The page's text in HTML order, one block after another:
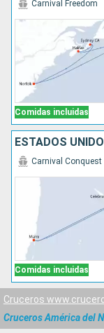
Comidas incluidas
Carnival Freedom
ESTADOS
Comidas incluidas
Carnival Conquest
Cruceros
Cruceros América del